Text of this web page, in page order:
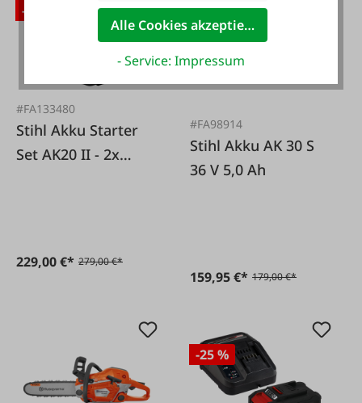
-18 %
#FA133480
Stihl Akku Starter
Set AK20 II - 2x
229,00 €* 279,00 €*
-11 %
#FA98914
Stihl Akku AK 30 S
36 V 5,0 Ah
159,95 €* 179,00 €*
-25 %
Alle Cookies akzeptieren
- Service: Impressum